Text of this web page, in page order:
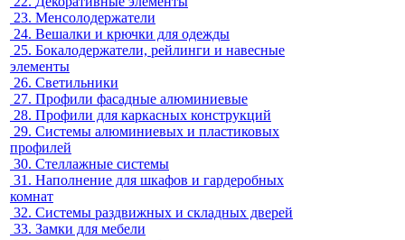
23. Менсолодержатели
24. Вешалки и крючки для одежды
25. Бокалодержатели, рейлинги и навесные
элементы
26. Светильники
27. Профили фасадные алюминиевые
28. Профили для каркасных конструкций
29. Системы алюминиевых и пластиковых
профилей
30. Стеллажные системы
31. Наполнение для шкафов и гардеробных
комнат
32. Системы раздвижных и складных дверей
33. Замки для мебели